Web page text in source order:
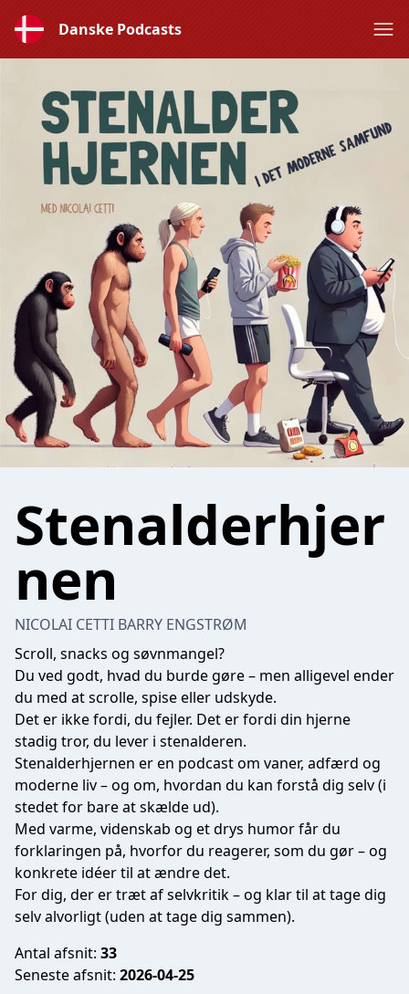
Danske Podcasts
Stenalderhjer
nen
NICOLAI CETTI BARRY ENGSTRØM
Scroll, snacks og søvnmangel?
Du ved godt, hvad du burde gøre – men alligevel ender
du med at scrolle, spise eller udskyde.
Det er ikke fordi, du fejler. Det er fordi din hjerne
stadig tror, du lever i stenalderen.
Stenalderhjernen er en podcast om vaner, adfærd og
moderne liv – og om, hvordan du kan forstå dig selv (i
stedet for bare at skælde ud).
Med varme, videnskab og et drys humor får du
forklaringen på, hvorfor du reagerer, som du gør – og
konkrete idéer til at ændre det.
For dig, der er træt af selvkritik – og klar til at tage dig
selv alvorligt (uden at tage dig sammen).
Antal afsnit: 33
Seneste afsnit: 2026-04-25